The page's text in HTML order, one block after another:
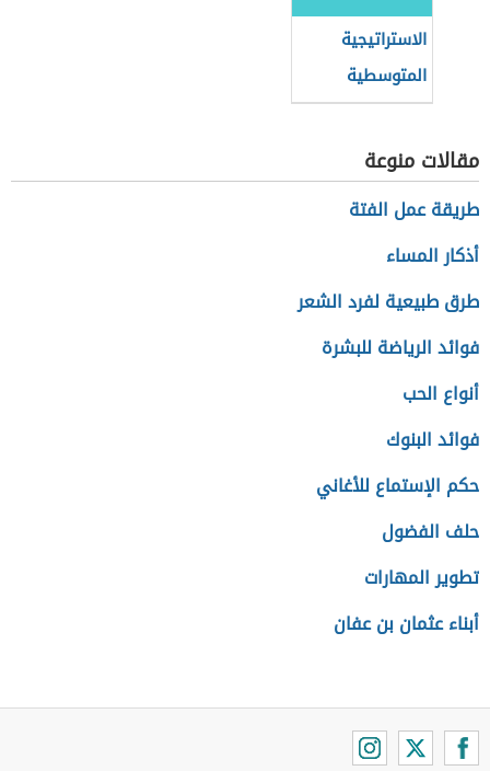
الاستراتيجية
المتوسطية
للتنمية
المستدامة
مقالات منوعة
طريقة عمل الفتة
أذكار المساء
طرق طبيعية لفرد الشعر
فوائد الرياضة للبشرة
أنواع الحب
فوائد البنوك
حكم الإستماع للأغاني
حلف الفضول
تطوير المهارات
أبناء عثمان بن عفان